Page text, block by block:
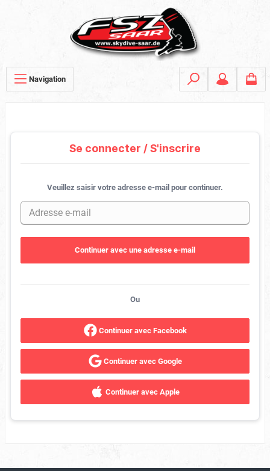
Navigation
Se connecter / S'inscrire
Veuillez saisir votre adresse e-mail pour continuer.
Continuer avec une adresse e-mail
Ou
Continuer avec Facebook
Continuer avec Google
Continuer avec Apple